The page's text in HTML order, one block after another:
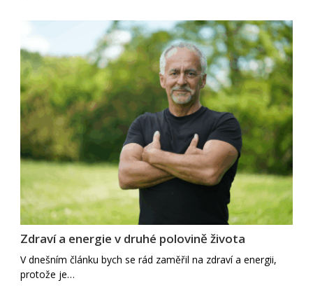
Zdraví a energie v druhé polovině života
V dnešním článku bych se rád zaměřil na zdraví a energii,
protože je…